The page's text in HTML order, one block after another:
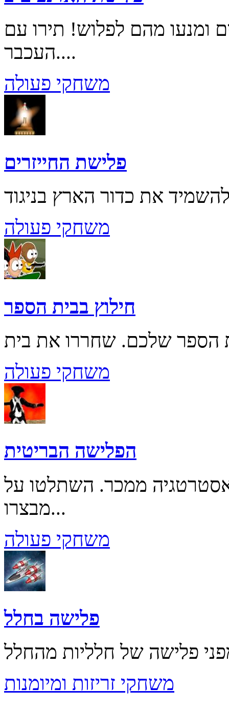
ומנעו מהם לפלוש! תירו עם
העכבר....
משחקי פעולה
פלישת החייזרים
משחקי פעולה
חילוץ בבית הספר
משחקי פעולה
הפלישה הבריטית
ממכר. השתלטו על
מבצרו...
משחקי פעולה
פלישה בחלל
משחקי זריזות ומיומנות